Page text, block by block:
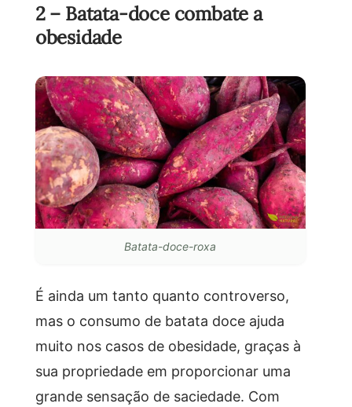
2 – Batata-doce combate a
obesidade
Batata-doce-roxa
É ainda um tanto quanto controverso,
mas o consumo de batata doce ajuda
muito nos casos de obesidade, graças à
sua propriedade em proporcionar uma
grande sensação de saciedade. Com